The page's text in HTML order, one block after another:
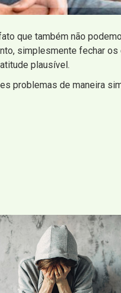
que também não
simplesmente fechar
plausível.
problemas de maneira